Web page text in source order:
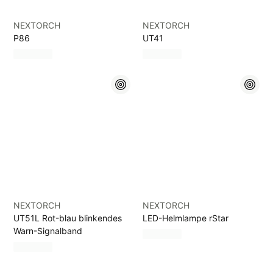
NEXTORCH
P86
NEXTORCH
UT41
NEXTORCH
UT51L Rot-blau blinkendes
Warn-Signalband
NEXTORCH
LED-Helmlampe rStar